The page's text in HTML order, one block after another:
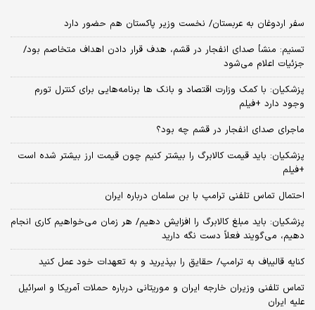
سفر اردوغان به عربستان/ نخست وزیر پاکستان هم حضور دارد
تسنیم: منشأ صدای انفجار در قشم، هدف قرار دادن اهداف متخاصم بود/
جزئیات اعلام می‌شود
پزشکیان: با کمک وزارت اقتصاد و بانک ها برنامه‌هایی برای کنترل تورم
وجود دارد +فیلم
ماجرای صدای انفجار در قشم چه بود؟
پزشکیان: باید قیمت کالابرگ را بیشتر کنیم چون قیمت ارز بیشتر شده است
+فیلم
احتمال تماس تلفنی ترامپ با بن سلمان درباره ایران
پزشکیان: باید مبلغ کالابرگ را افزایش دهیم/ هر زمان می‌خواهیم کاری انجام
دهیم، می‌گویند فعلاً دست نگه دارید
کنایه قالیباف به ترامپ/ حقایق را بپذیرید و به تعهدات خود عمل کنید
تماس تلفنی وزیران خارجه ایران و موریتانی درباره حملات آمریکا و اسرائیل
علیه ایران